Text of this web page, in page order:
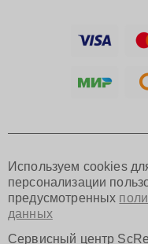
Хабаровск
Омск
Красноярск
Пермь
Ульяновск
Киров
Используем cookies
персонализации
предусмотренных
данных
Сервисный центр